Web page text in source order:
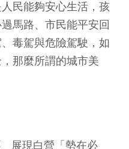
民能夠安心生活，孩
馬路、市民能平安回
毒駕與危險駕駛，如
那麼所謂的城市美
展現白營「勢在必